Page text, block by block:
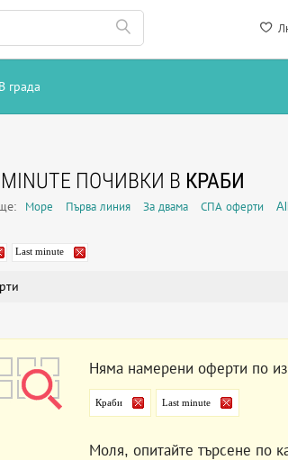
В града
MINUTE ПОЧИВКИ В КРАБИ
Море Първа линия За двама СПА оферти
Last minute
Няма намерени оферти по
Краби Last minute
Моля, опитайте търсене по